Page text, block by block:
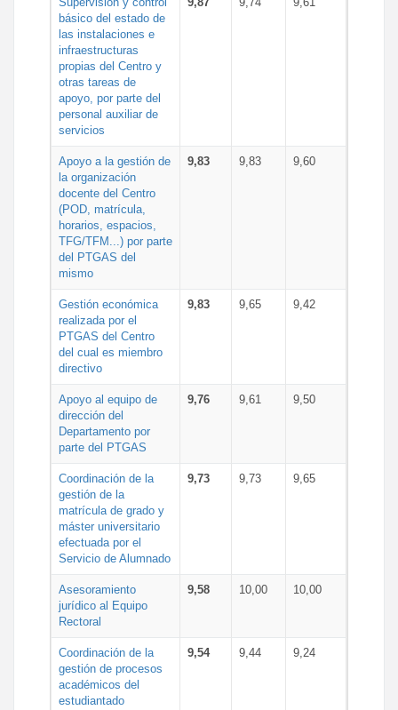
básico del estado de
las instalaciones e
infraestructuras
propias del Centro y
otras tareas de
apoyo, por parte del
personal auxiliar de
servicios
Apoyo a la gestión de
la organización
docente del Centro
(POD, matrícula,
horarios, espacios,
TFG/TFM...) por parte
del PTGAS del
mismo
9,83 9,83 9,60
Gestión económica
realizada por el
PTGAS del Centro
del cual es miembro
directivo
9,83 9,65 9,42
Apoyo al equipo de
dirección del
Departamento por
parte del PTGAS
9,76 9,61 9,50
Coordinación de la
gestión de la
matrícula de grado y
máster universitario
efectuada por el
Servicio de Alumnado
9,73 9,73 9,65
Asesoramiento
jurídico al Equipo
Rectoral
9,58 10,00 10,00
Coordinación de la
gestión de procesos
académicos del
estudiantado
9,54 9,44 9,24